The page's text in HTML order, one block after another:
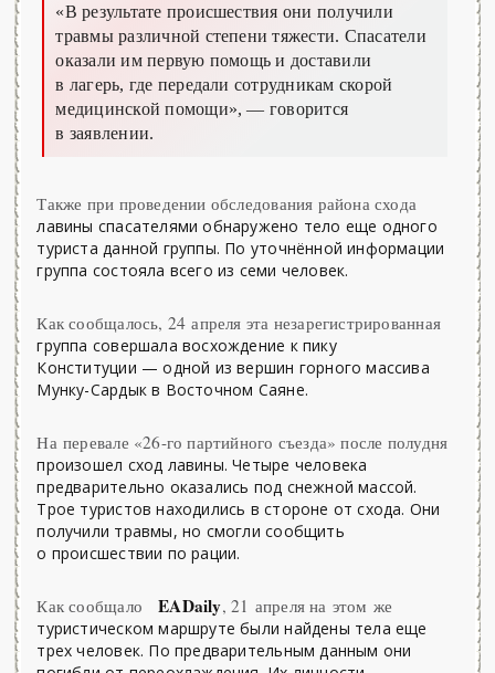
«В результате происшествия они получили
травмы различной степени тяжести. Спасатели
оказали им первую помощь и доставили
в лагерь, где передали сотрудникам скорой
медицинской помощи», — говорится
в заявлении.
Также при проведении обследования района схода
лавины спасателями обнаружено тело еще одного
туриста данной группы. По уточнённой информации
группа состояла всего из семи человек.
Как сообщалось, 24 апреля эта незарегистрированная
группа совершала восхождение к пику
Конституции — одной из вершин горного массива
Мунку-Сардык в Восточном Саяне.
На перевале «26-го партийного съезда» после полудня
произошел сход лавины. Четыре человека
предварительно оказались под снежной массой.
Трое туристов находились в стороне от схода. Они
получили травмы, но смогли сообщить
о происшествии по рации.
Как сообщало EADaily, 21 апреля на этом же
туристическом маршруте были найдены тела еще
трех человек. По предварительным данным они